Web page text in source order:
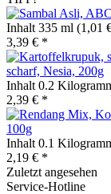
Inhalt 335 ml (1,01
3,39 € *
scharf, Nesia, 200g
Inhalt 0.2
2,39 € *
100g
Inhalt 0.1
2,19 € *
Zuletzt angesehen
Service-Hotline